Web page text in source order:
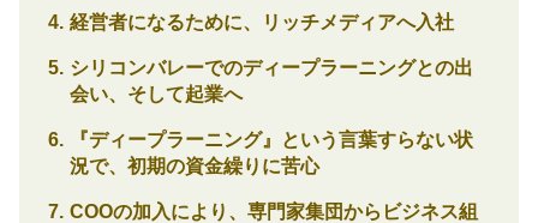
経営者になるために、リッチメディアへ入社
シリコンバレーでのディープラーニングとの出
会い、そして起業へ
『ディープラーニング』という言葉すらない状
況で、初期の資金繰りに苦心
COOの加入により、専門家集団からビジネス組